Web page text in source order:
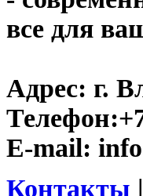
все для
Адрес: г.
Телефон:
E-mail:
Контакты |